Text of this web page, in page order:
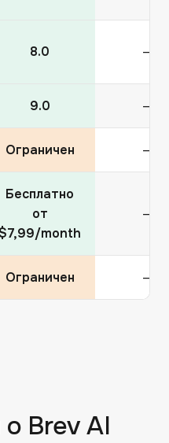
8.0 —
9.0 —
Ограничен —
Бесплатно
от
month
—
Ограничен —
о Brev AI